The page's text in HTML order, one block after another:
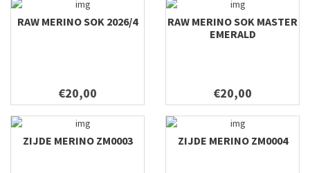
RAW MERINO SOK 2026/4
€20,00
RAW MERINO SOK MASTER
EMERALD
€20,00
ZIJDE MERINO ZM0003 ZIJDE MERINO ZM0004